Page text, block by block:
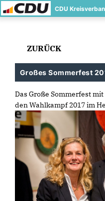
CDU
ZURÜCK
Großes Sommerfest
Das Große Sommerfest
den Wahlkampf 2017 im